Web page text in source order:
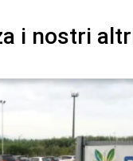
i nostri